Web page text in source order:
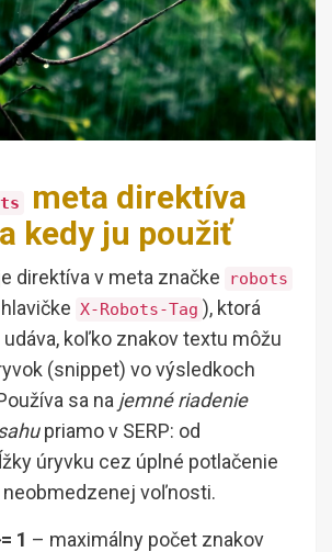
meta direktíva
a kedy ju použiť
direktíva v meta značke robots
X-Robots-Tag ), ktorá
koľko znakov textu môžu
(snippet) vo výsledkoch
sa na jemné riadenie
priamo v SERP: od
úryvku cez úplné potlačenie
neobmedzenej voľnosti.
1 – maximálny počet znakov